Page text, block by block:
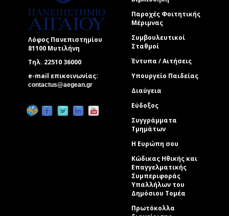
Λόφος Πανεπιστημίου
81100 Μυτιλήνη
Τηλ. 22510 36000
e-mail επικοινωνίας:
contactus@aegean.gr
Παροχές Φοιτητικής
Μέριμνας
Συμβουλευτικοί
Σταθμοί
Έντυπα / Αιτήσεις
Υπουργείο Παιδείας
Διαύγεια
Εύδοξος
Συγγράμματα
Τμημάτων
Η Ευρώπη σου
Κώδικας Ηθικής και
Επαγγελματικής
Συμπεριφοράς
Υπαλλήλων του
Δημόσιου Τομέα
Πρωτόκολλα